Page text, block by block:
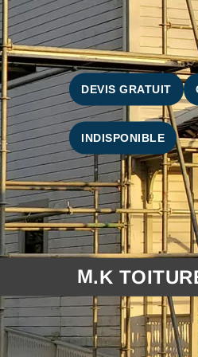
DEVIS GRATUIT
INDISPONIBLE
M.K